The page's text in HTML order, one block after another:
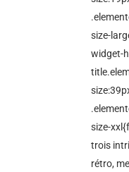
size-
widget-
size-
trois
rétro,